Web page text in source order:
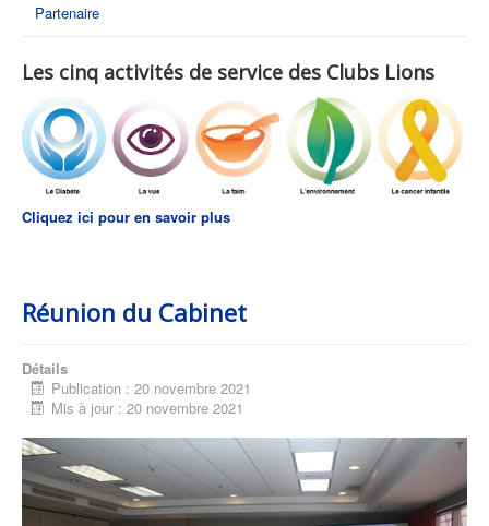
Partenaire
Les cinq activités de service des Clubs Lions
Cliquez ici pour en savoir plus
Réunion du Cabinet
Détails
Publication : 20 novembre 2021
Mis à jour : 20 novembre 2021